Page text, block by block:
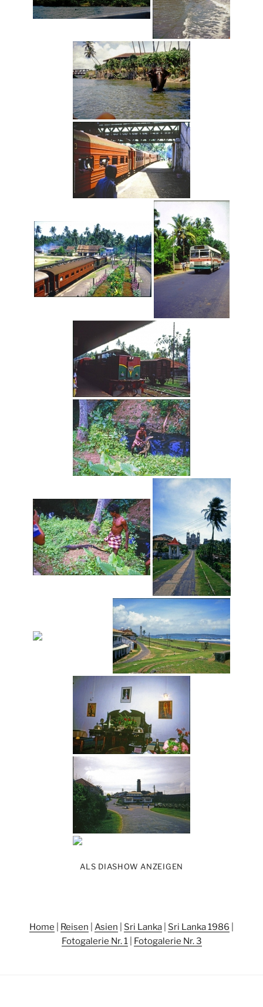
ALS DIASHOW ANZEIGEN
Home Reisen Asien Sri Lanka Sri Lanka 1986
Fotogalerie Nr. 1
Fotogalerie Nr. 3